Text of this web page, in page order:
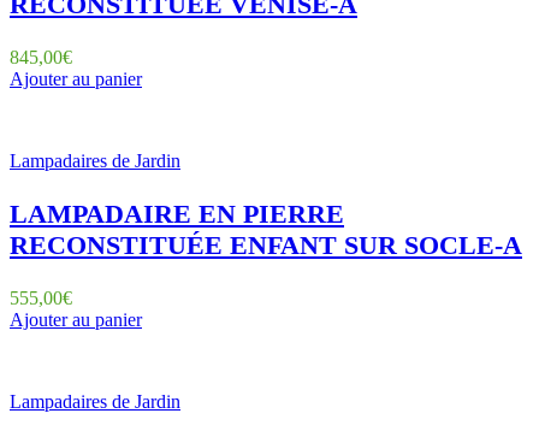
845,00€
Ajouter au panier
Lampadaires de Jardin
LAMPADAIRE EN PIERRE
RECONSTITUÉE ENFANT SUR SOCLE-A
555,00€
Ajouter au panier
Lampadaires de Jardin